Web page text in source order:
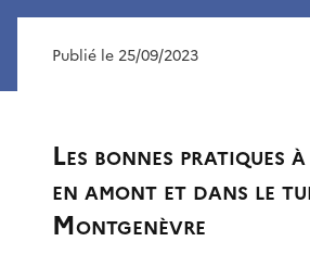
Publié le 25/09/2023
Les bonnes pratiques
en amont et dans le
Montgenèvre